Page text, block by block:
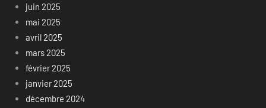
juin 2025
mai 2025
avril 2025
mars 2025
février 2025
janvier 2025
décembre 2024